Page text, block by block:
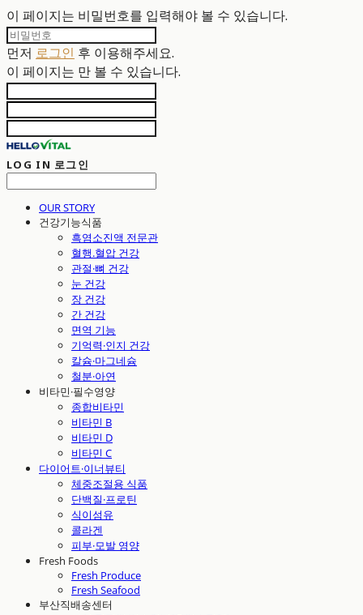
이 페이지는 비밀번호를 입력해야 볼 수 있습니다.
먼저 로그인 후 이용해주세요.
이 페이지는 만 볼 수 있습니다.
LOG IN 로그인
OUR STORY
건강기능식품
흑염소진액 전문관
혈행.혈압 건강
관절·뼈 건강
눈 건강
장 건강
간 건강
면역 기능
기억력·인지 건강
칼슘·마그네슘
철분·아연
비타민·필수영양
종합비타민
비타민 B
비타민 D
비타민 C
다이어트·이너뷰티
체중조절용 식품
단백질·프로틴
식이섬유
콜라겐
피부·모발 영양
Fresh Foods
Fresh Produce
Fresh Seafood
부산직배송센터